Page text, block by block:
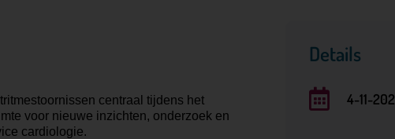
centraal tijdens het
voor nieuwe inzichten, onderzoek en
cardiologie.
Details
4-11-